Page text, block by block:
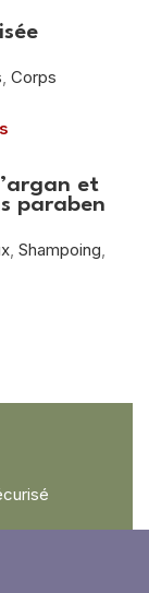
, Corps
197,50 Dhs
à
et
paraben
, Shampoing,